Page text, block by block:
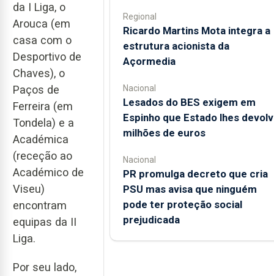
da I Liga, o
Arouca (em
casa com o
Desportivo de
Chaves), o
Paços de
Ferreira (em
Tondela) e a
Académica
(receção ao
Académico de
Viseu)
encontram
equipas da II
Liga.
Por seu lado,
Regional
Ricardo Martins Mota integra a
estrutura acionista da
Açormedia
Nacional
Lesados do BES exigem em
Espinho que Estado lhes
milhões de euros
Nacional
PR promulga decreto que cria
PSU mas avisa que ninguém
pode ter proteção social
prejudicada